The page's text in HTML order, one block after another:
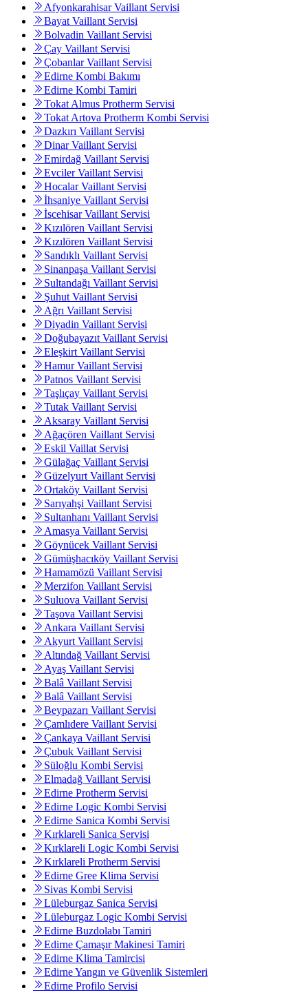
Afyonkarahisar Vaillant Servisi
Bayat Vaillant Servisi
Bolvadin Vaillant Servisi
Çay Vaillant Servisi
Çobanlar Vaillant Servisi
Edirne Kombi Bakımı
Edirne Kombi Tamiri
Tokat Almus Protherm Servisi
Tokat Artova Protherm Kombi Servisi
Dazkırı Vaillant Servisi
Dinar Vaillant Servisi
Emirdağ Vaillant Servisi
Evciler Vaillant Servisi
Hocalar Vaillant Servisi
İhsaniye Vaillant Servisi
İscehisar Vaillant Servisi
Kızılören Vaillant Servisi
Kızılören Vaillant Servisi
Sandıklı Vaillant Servisi
Sinanpaşa Vaillant Servisi
Sultandağı Vaillant Servisi
Şuhut Vaillant Servisi
Ağrı Vaillant Servisi
Diyadin Vaillant Servisi
Doğubayazıt Vaillant Servisi
Eleşkirt Vaillant Servisi
Hamur Vaillant Servisi
Patnos Vaillant Servisi
Taşlıçay Vaillant Servisi
Tutak Vaillant Servisi
Aksaray Vaillant Servisi
Ağaçören Vaillant Servisi
Eskil Vaillat Servisi
Gülağaç Vaillant Servisi
Güzelyurt Vaillant Servisi
Ortaköy Vaillant Servisi
Sarıyahşi Vaillant Servisi
Sultanhanı Vaillant Servisi
Amasya Vaillant Servisi
Göynücek Vaillant Servisi
Gümüşhacıköy Vaillant Servisi
Hamamözü Vaillant Servisi
Merzifon Vaillant Servisi
Suluova Vaillant Servisi
Taşova Vaillant Servisi
Ankara Vaillant Servisi
Akyurt Vaillant Servisi
Altındağ Vaillant Servisi
Ayaş Vaillant Servisi
Balâ Vaillant Servisi
Balâ Vaillant Servisi
Beypazarı Vaillant Servisi
Çamlıdere Vaillant Servisi
Çankaya Vaillant Servisi
Çubuk Vaillant Servisi
Süloğlu Kombi Servisi
Elmadağ Vaillant Servisi
Edirne Protherm Servisi
Edirne Logic Kombi Servisi
Edirne Sanica Kombi Servisi
Kırklareli Sanica Servisi
Kırklareli Logic Kombi Servisi
Kırklareli Protherm Servisi
Edirne Gree Klima Servisi
Sivas Kombi Servisi
Lüleburgaz Sanica Servisi
Lüleburgaz Logic Kombi Servisi
Edirne Buzdolabı Tamiri
Edirne Çamaşır Makinesi Tamiri
Edirne Klima Tamircisi
Edirne Yangın ve Güvenlik Sistemleri
Edirne Profilo Servisi